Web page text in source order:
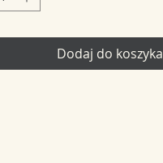
Dodaj do koszyka